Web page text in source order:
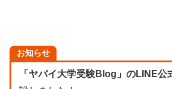
お知らせ
「ヤバイ大学受験Blog」のLINE公